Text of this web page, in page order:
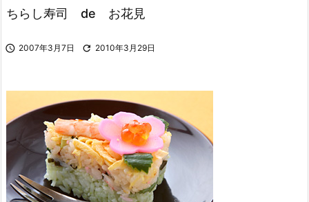
ちらし寿司 de お花見
 2007年3月7日  2010年3月29日